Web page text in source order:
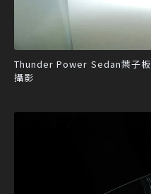
Thunder Power Sedan葉子
攝影